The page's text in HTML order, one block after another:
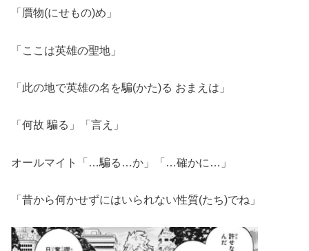
「贋物(にせもの)め」
「ここは英雄の聖地」
「此の地で英雄の名を騙(かた)る おまえは」
「何故 騙る」「言え」
オールマイト「…騙る…か」「…確かに…」
「昔から何かせずにはいられない性質(たち)でね」